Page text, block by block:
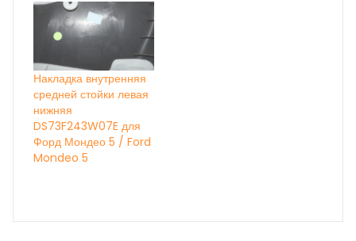
номер 8961 ОЕМ
НА
ДАННЫЙ МОМЕНТ
ИДЁТ
КОРРЕКТИРОВКА
ЦЕН, УТОЧНЯЙТЕ ПО
ТЕЛЕФОНУ
Накладка внутренняя
средней стойки левая
нижняя
DS73F243W07E для
Форд Мондео 5 / Ford
Mondeo 5